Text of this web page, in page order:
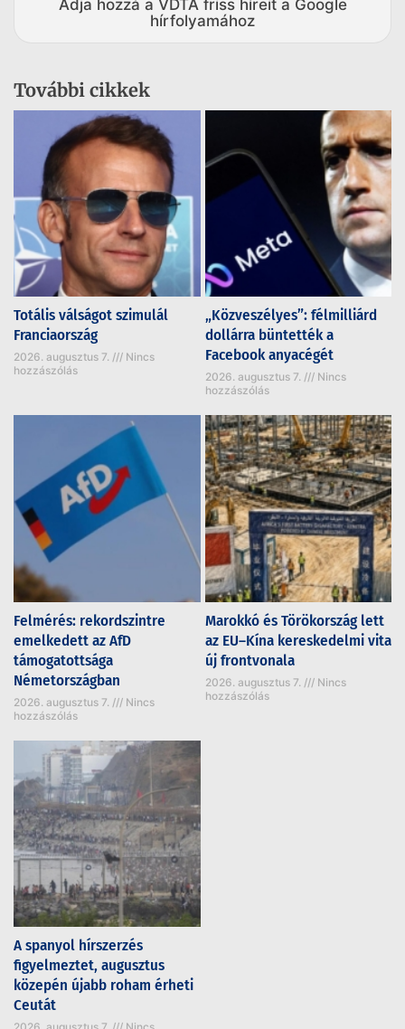
Adja hozzá a VDTA friss híreit a Google
hírfolyamához
További cikkek
Totális válságot szimulál
Franciaország
2026. augusztus 7.
Nincs
hozzászólás
„Közveszélyes”: félmilliárd
dollárra büntették a
Facebook anyacégét
2026. augusztus 7.
Nincs
hozzászólás
Felmérés: rekordszintre
emelkedett az AfD
támogatottsága
Németországban
2026. augusztus 7.
Nincs
hozzászólás
Marokkó és Törökország lett
az EU–Kína kereskedelmi vita
új frontvonala
2026. augusztus 7.
Nincs
hozzászólás
A spanyol hírszerzés
figyelmeztet, augusztus
közepén újabb roham érheti
Ceutát